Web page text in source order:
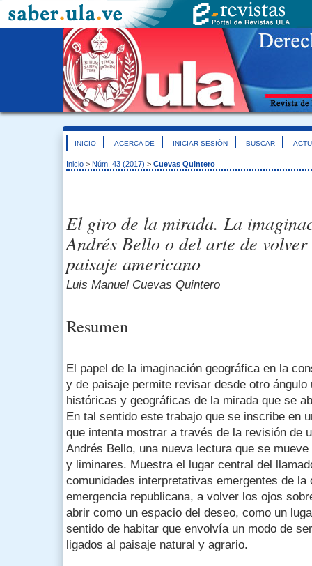
INICIO ACERCA DE INICIAR SESIÓN BUSCAR
Inicio > Núm. 43 (2017) > Cuevas Quintero
El giro de la mirada. La
Andrés Bello o del arte de
paisaje americano
Luis Manuel Cuevas Quintero
Resumen
El papel de la imaginación geográfica en la
y de paisaje permite revisar desde otro
históricas y geográficas de la mirada que se
En tal sentido este trabajo que se inscribe en
que intenta mostrar a través de la revisión de
Andrés Bello, una nueva lectura que se
y liminares. Muestra el lugar central del
comunidades interpretativas emergentes de
emergencia republicana, a volver los ojos
abrir como un espacio del deseo, como un
sentido de habitar que envolvía un modo de
ligados al paisaje natural y agrario.